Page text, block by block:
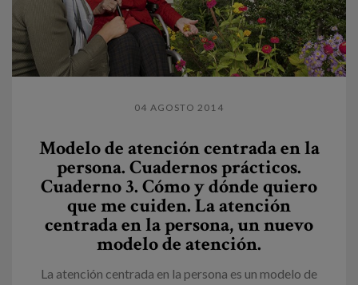
04 AGOSTO 2014
Modelo de atención centrada en la
persona. Cuadernos prácticos.
Cuaderno 3. Cómo y dónde quiero
que me cuiden. La atención
centrada en la persona, un nuevo
modelo de atención.
La atención centrada en la persona es un modelo de